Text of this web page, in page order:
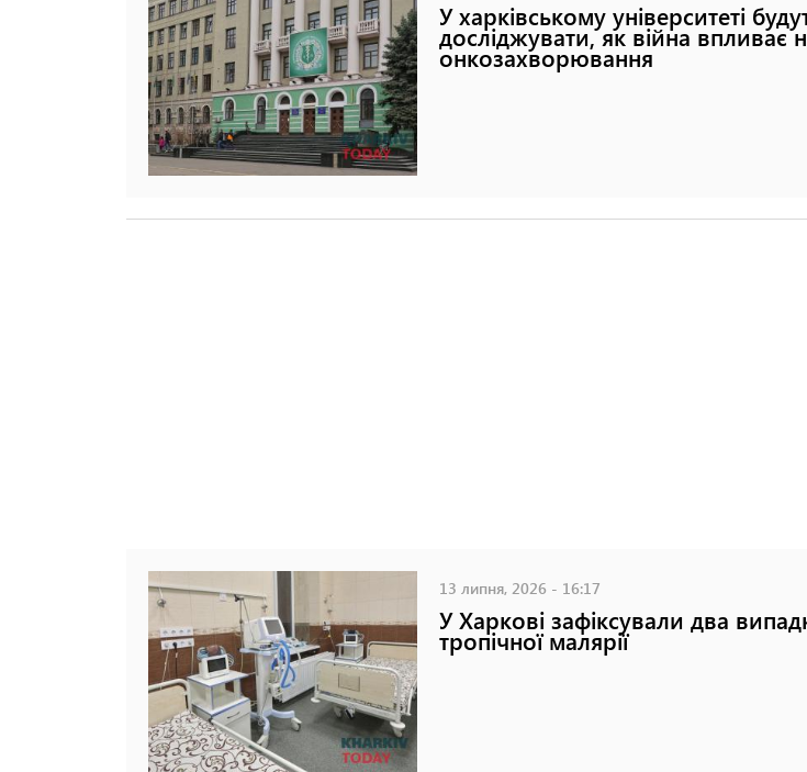
У харківському університеті
досліджувати, як війна впливає
онкозахворювання
13 липня, 2026 - 16:17
У Харкові зафіксували два
тропічної малярії